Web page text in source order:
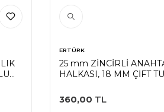
ERTÜRK
25 mm ZİNCİRLİ
HALKASI, 18 MM ÇİFT
360,00 TL